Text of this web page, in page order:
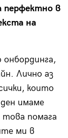
перфектно в
на
онбординга,
Лично аз
които
имаме
това помага
ми в